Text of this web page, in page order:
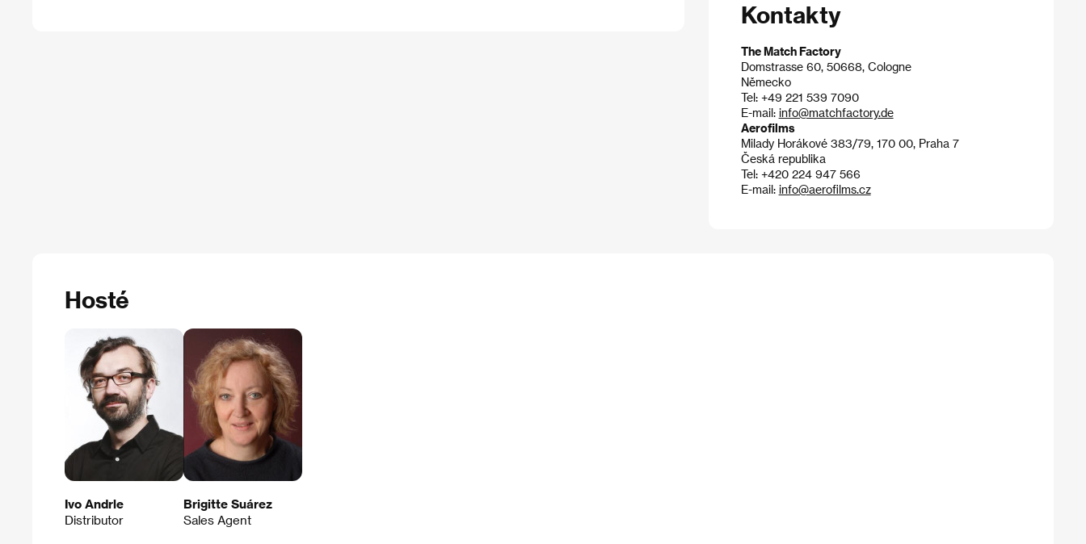
Kontakty
The Match Factory
Domstrasse 60, 50668, Cologne
Německo
Tel: +49 221 539 7090
E-mail: info@matchfactory.de
Aerofilms
Milady Horákové 383/79, 170 00, Praha 7
Česká republika
Tel: +420 224 947 566
E-mail: info@aerofilms.cz
Hosté
Ivo Andrle
Distributor
Brigitte Suárez
Sales Agent